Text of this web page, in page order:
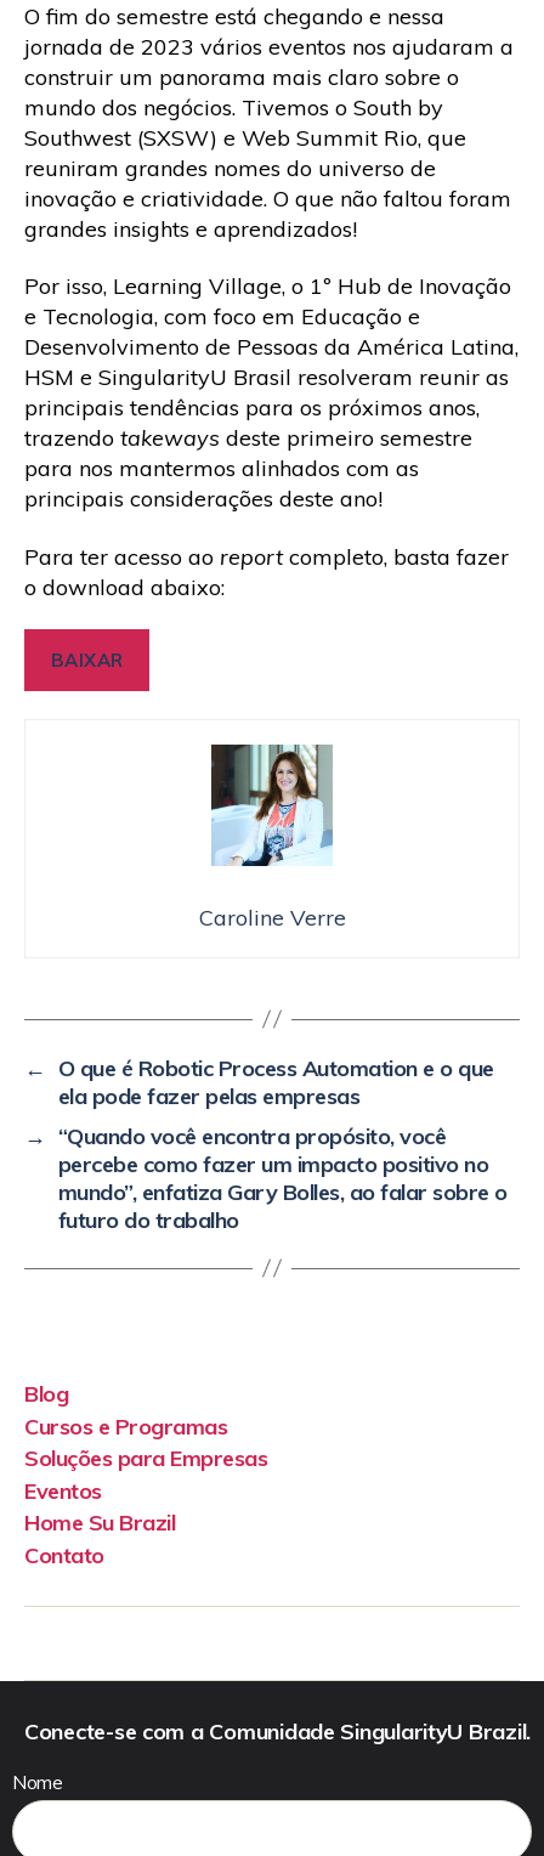
O fim do semestre está chegando e nessa
jornada de 2023 vários eventos nos ajudaram a
construir um panorama mais claro sobre o
mundo dos negócios. Tivemos o South by
Southwest (SXSW) e Web Summit Rio, que
reuniram grandes nomes do universo de
inovação e criatividade. O que não faltou foram
grandes insights e aprendizados!
Por isso, Learning Village, o 1º Hub de Inovação
e Tecnologia, com foco em Educação e
Desenvolvimento de Pessoas da América Latina,
HSM e SingularityU Brasil resolveram reunir as
principais tendências para os próximos anos,
trazendo takeways deste primeiro semestre
para nos mantermos alinhados com as
principais considerações deste ano!
Para ter acesso ao reportcompleto, basta fazer
o download abaixo:
BAIXAR
Caroline Verre
←
O que é Robotic Process Automation e o que
ela pode fazer pelas empresas
→
“Quando você encontra propósito, você
percebe como fazer um impacto positivo no
mundo”, enfatiza Gary Bolles, ao falar sobre o
futuro do trabalho
Blog
Cursos e Programas
Soluções para Empresas
Eventos
Home Su Brazil
Contato
Conecte-se com a Comunidade SingularityU Brazil.
Nome